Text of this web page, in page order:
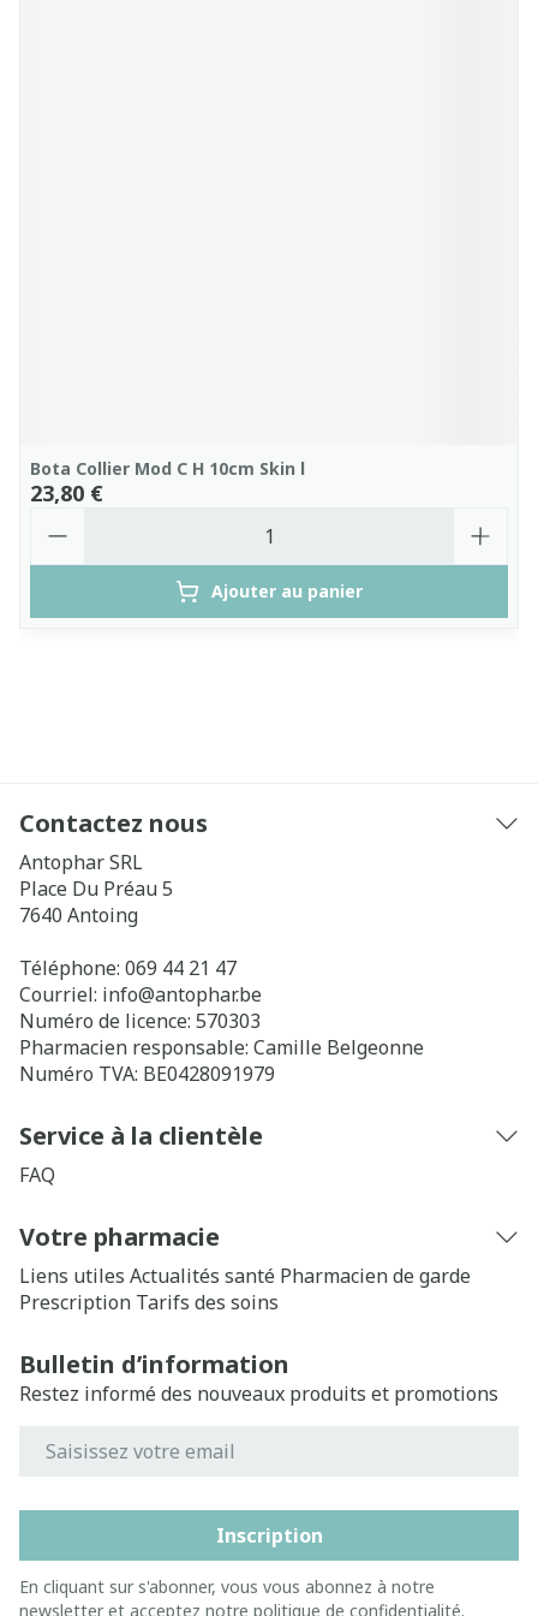
Bota Collier Mod C H 10cm Skin l
23,80 €
Ajouter au panier
Contactez nous
Antophar SRL
Place Du Préau 5
7640 Antoing
Téléphone: 069 44 21 47
Courriel: info@antophar.be
Numéro de licence: 570303
Pharmacien responsable: Camille Belgeonne
Numéro TVA: BE0428091979
Service à la clientèle
FAQ
Votre pharmacie
Liens utiles Actualités santé Pharmacien de garde
Prescription Tarifs des soins
Bulletin d’information
Restez informé des nouveaux produits et promotions
Inscription
En cliquant sur s'abonner, vous vous abonnez à notre
newsletter et acceptez notre politique de confidentialité.